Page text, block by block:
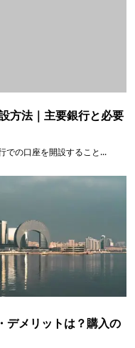
方法｜主要銀行と必要
での口座を開設すること...
デメリットは？購入の